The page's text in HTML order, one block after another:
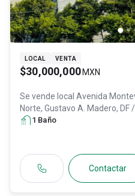
LOCAL VENTA
$30,000,000 MXN
Se vende local Avenida
Norte, Gustavo A. Madero, DF
31317160
1 Baño
Contactar